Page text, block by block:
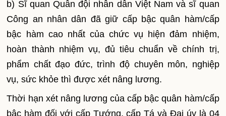
b) Sĩ quan Quân đội nhân dân Việt Nam và sĩ quan
Công an nhân dân đã giữ cấp bậc quân hàm/cấp
bậc hàm cao nhất của chức vụ hiện đảm nhiệm,
hoàn thành nhiệm vụ, đủ tiêu chuẩn về chính trị,
phẩm chất đạo đức, trình độ chuyên môn, nghiệp
vụ, sức khỏe thì được xét nâng lương.
Thời hạn xét nâng lương của cấp bậc quân hàm/cấp
bậc hàm đối với cấp Tướng, cấp Tá và Đại úy là 04